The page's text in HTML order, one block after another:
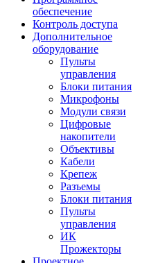
обеспечение
Контроль доступа
Дополнительное
оборудование
Пульты
управления
Блоки питания
Микрофоны
Модули связи
Цифровые
накопители
Объективы
Кабели
Крепеж
Разъемы
Блоки питания
Пульты
управления
ИК
Прожекторы